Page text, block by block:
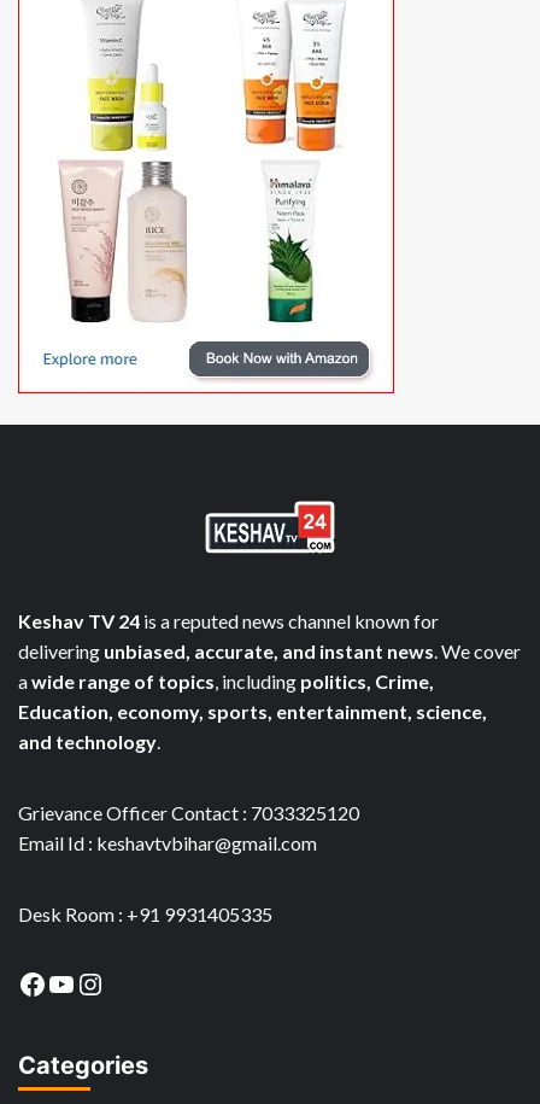
Keshav TV 24 is a reputed news channel known for
delivering unbiased, accurate, and instant news. We cover
awide range of topics, including politics, Crime,
Education, economy, sports, entertainment, science,
and technology.
Grievance Officer Contact : 7033325120
Email Id : keshavtvbihar@gmail.com
Desk Room : +91 9931405335
Facebook
YouTube
Instagram
Categories